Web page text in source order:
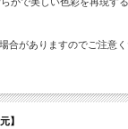
がありますのでご注意く
】